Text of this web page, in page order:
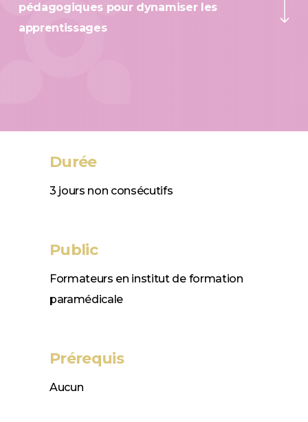
pédagogiques pour dynamiser les
apprentissages
Durée
3 jours non consécutifs
Public
Formateurs en institut de formation
paramédicale
Prérequis
Aucun